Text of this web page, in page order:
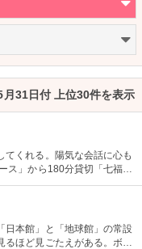
31日付 上位30件を表示
てくれる。陽気な会話に心も
ス」から180分貸切「七福神
ベント・出張での利用も大
日本館」と「地球館」の常設
るほど見ごたえがある。ボラ